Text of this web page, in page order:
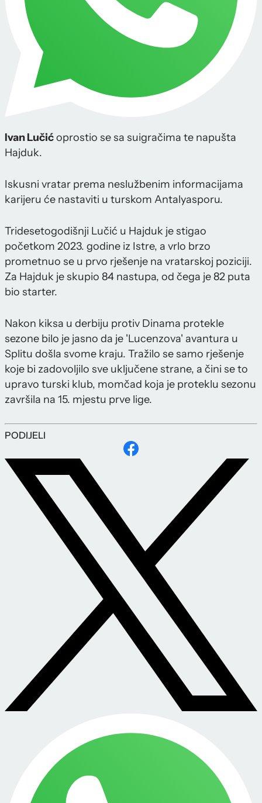
Ivan Lučićoprostio se sa suigračima te napušta
Hajduk.
Iskusni vratar prema neslužbenim informacijama
karijeru će nastaviti u turskom Antalyasporu.
Tridesetogodišnji Lučić u Hajduk je stigao
početkom 2023. godine iz Istre, a vrlo brzo
prometnuo se u prvo rješenje na vratarskoj poziciji.
Za Hajduk je skupio 84 nastupa, od čega je 82 puta
bio starter.
Nakon kiksa u derbiju protiv Dinama protekle
sezone bilo je jasno da je 'Lucenzova' avantura u
Splitu došla svome kraju. Tražilo se samo rješenje
koje bi zadovoljilo sve uključene strane, a čini se to
upravo turski klub, momčad koja je proteklu sezonu
završila na 15. mjestu prve lige.
PODIJELI